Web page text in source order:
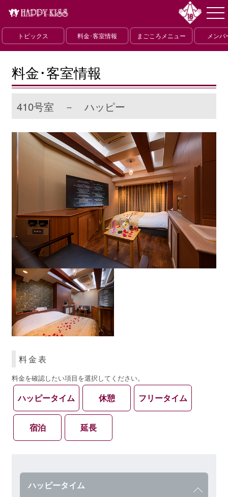
トピックス 料金･客室情報 まごころメニュー メンバ
料金･客室情報
410号室 － ハッピー
料金表
料金を確認したい項目を選択してください。
ハッピータイム 休憩 フリータイム
宿泊 延長
ハッピータイム